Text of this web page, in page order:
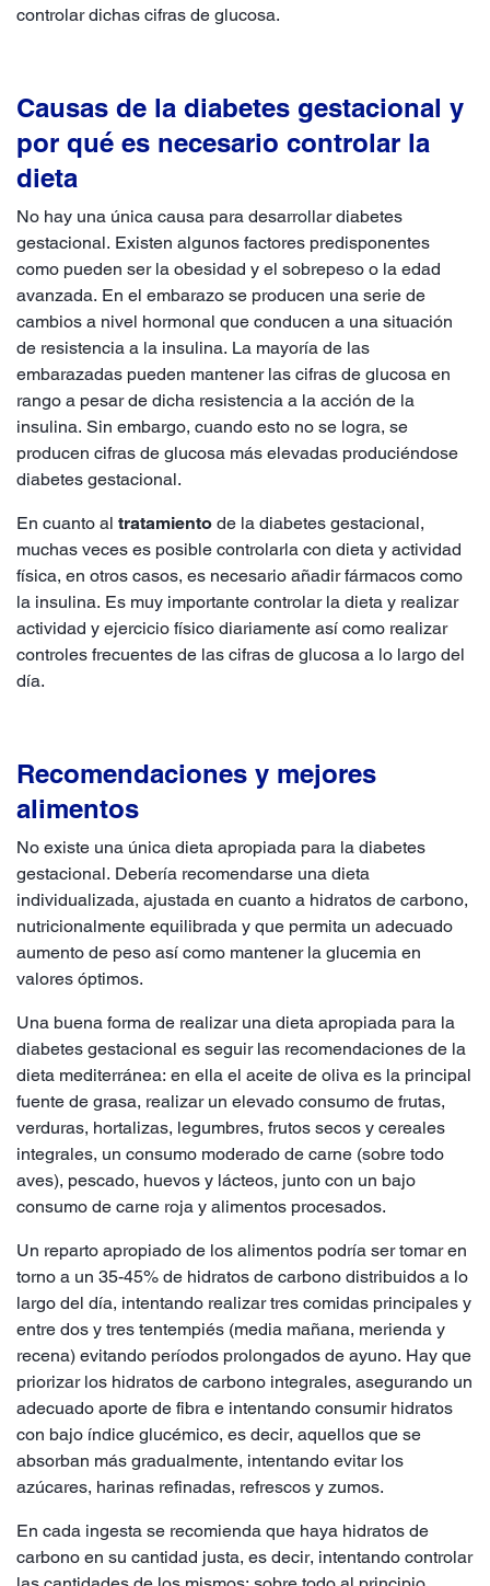
controlar dichas cifras de glucosa.
Causas de la diabetes gestacional y
por qué es necesario controlar la
dieta
No hay una única causa para desarrollar diabetes
gestacional. Existen algunos factores predisponentes
como pueden ser la obesidad y el sobrepeso o la edad
avanzada. En el embarazo se producen una serie de
cambios a nivel hormonal que conducen a una situación
de resistencia a la insulina. La mayoría de las
embarazadas pueden mantener las cifras de glucosa en
rango a pesar de dicha resistencia a la acción de la
insulina. Sin embargo, cuando esto no se logra, se
producen cifras de glucosa más elevadas produciéndose
diabetes gestacional.
En cuanto al tratamiento de la diabetes gestacional,
muchas veces es posible controlarla con dieta y actividad
física, en otros casos, es necesario añadir fármacos como
la insulina. Es muy importante controlar la dieta y realizar
actividad y ejercicio físico diariamente así como realizar
controles frecuentes de las cifras de glucosa a lo largo del
día.
Recomendaciones y mejores
alimentos
No existe una única dieta apropiada para la diabetes
gestacional. Debería recomendarse una dieta
individualizada, ajustada en cuanto a hidratos de carbono,
nutricionalmente equilibrada y que permita un adecuado
aumento de peso así como mantener la glucemia en
valores óptimos.
Una buena forma de realizar una dieta apropiada para la
diabetes gestacional es seguir las recomendaciones de la
dieta mediterránea: en ella el aceite de oliva es la principal
fuente de grasa, realizar un elevado consumo de frutas,
verduras, hortalizas, legumbres, frutos secos y cereales
integrales, un consumo moderado de carne (sobre todo
aves), pescado, huevos y lácteos, junto con un bajo
consumo de carne roja y alimentos procesados.
Un reparto apropiado de los alimentos podría ser tomar en
torno a un 35-45% de hidratos de carbono distribuidos a lo
largo del día, intentando realizar tres comidas principales y
entre dos y tres tentempiés (media mañana, merienda y
recena) evitando períodos prolongados de ayuno. Hay que
priorizar los hidratos de carbono integrales, asegurando un
adecuado aporte de fibra e intentando consumir hidratos
con bajo índice glucémico, es decir, aquellos que se
absorban más gradualmente, intentando evitar los
azúcares, harinas refinadas, refrescos y zumos.
En cada ingesta se recomienda que haya hidratos de
carbono en su cantidad justa, es decir, intentando controlar